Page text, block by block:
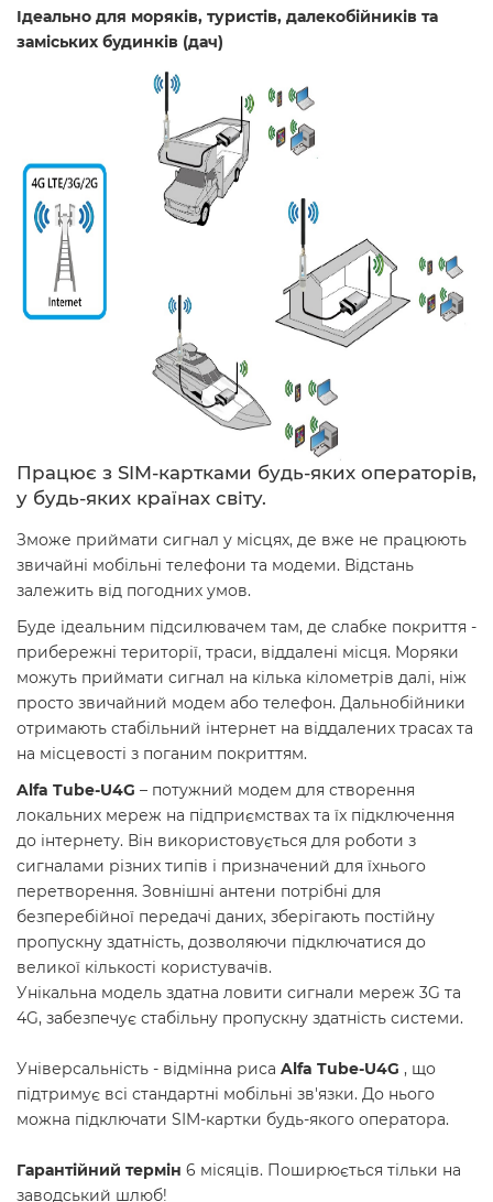
Ідеально для моряків, туристів, далекобійників та
заміських будинків (дач)
Працює з SIM-картками будь-яких операторів,
у будь-яких країнах світу.
Зможе приймати сигнал у місцях, де вже не працюють
звичайні мобільні телефони та модеми. Відстань
залежить від погодних умов.
Буде ідеальним підсилювачем там, де слабке покриття -
прибережні території, траси, віддалені місця. Моряки
можуть приймати сигнал на кілька кілометрів далі, ніж
просто звичайний модем або телефон. Дальнобійники
отримають стабільний інтернет на віддалених трасах та
на місцевості з поганим покриттям.
Alfa Tube-U4G – потужний модем для створення
локальних мереж на підприємствах та їх підключення
до інтернету. Він використовується для роботи з
сигналами різних типів і призначений для їхнього
перетворення. Зовнішні антени потрібні для
безперебійної передачі даних, зберігають постійну
пропускну здатність, дозволяючи підключатися до
великої кількості користувачів.
Унікальна модель здатна ловити сигнали мереж 3G та
4G, забезпечує стабільну пропускну здатність системи.
Універсальність - відмінна риса Alfa Tube-U4G , що
підтримує всі стандартні мобільні зв'язки. До нього
можна підключати SIM-картки будь-якого оператора.
Гарантійний термін 6 місяців. Поширюється тільки на
заводський шлюб!